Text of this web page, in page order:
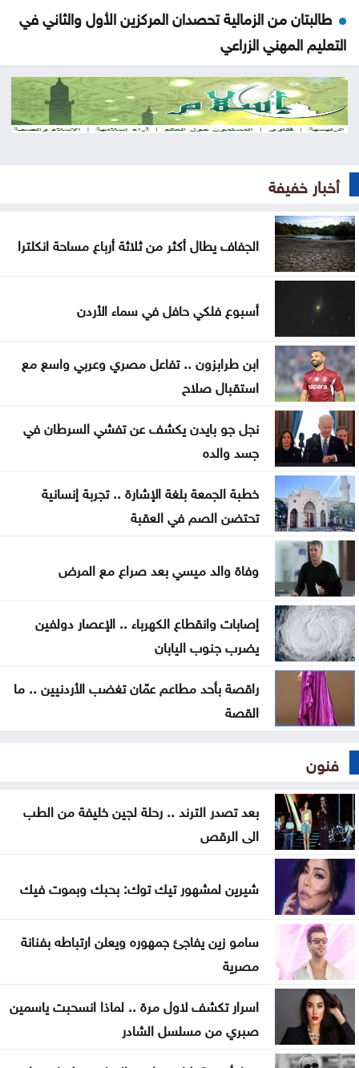
طالبتان من الزمالية تحصدان المركزين الأول والثاني في
التعليم المهني الزراعي
السويد تعلن إحباط عملية استخباراتية روسية
الأمن العام يكرّم 117 نزيلاً نجحوا في امتحان التوجيهي
وزير العدل الأميركي الجديد يؤدي اليمين أمام ترامب
مسؤول في مجلس السلام: الخطة الخاصة بغزة لا تزال
قائمة
أراضي سلفيت
تطبيق سند خلال نصف ساعة
التربية: جاهزية لتطبيق التوجيهي إلكترونياً العام المقبل
التربية: تغيير موعد إعلان نتائج التوجيهي لأسباب
تنظيمية فقط
التربية: 4481 طالبا وطالبة حصلوا على معدل 95%
فأكثر في التوجيهي
أسماء الأوائل في الثانوية العامة 2026
أخبار خفيفة
الجفاف يطال أكثر من ثلاثة أرباع مساحة انكلترا
أسبوع فلكي حافل في سماء الأردن
ابن طرابزون .. تفاعل مصري وعربي واسع مع
استقبال صلاح
نجل جو بايدن يكشف عن تفشي السرطان في
جسد والده
خطبة الجمعة بلغة الإشارة .. تجربة إنسانية
تحتضن الصم في العقبة
وفاة والد ميسي بعد صراع مع المرض
إصابات وانقطاع الكهرباء .. الإعصار دولفين
يضرب جنوب اليابان
راقصة بأحد مطاعم عمّان تغضب الأردنيين .. ما
القصة
فنون
بعد تصدر الترند .. رحلة لجين خليفة من الطب
الى الرقص
شيرين لمشهور تيك توك: بحبك وبموت فيك
سامو زين يفاجئ جمهوره ويعلن ارتباطه بفنانة
مصرية
اسرار تكشف لاول مرة .. لماذا انسحبت ياسمين
صبري من مسلسل الشادر